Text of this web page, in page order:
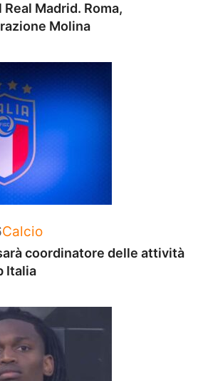
Madrid. Roma,
Molina
Categorie
Calcio
coordinatore delle attività
Italia